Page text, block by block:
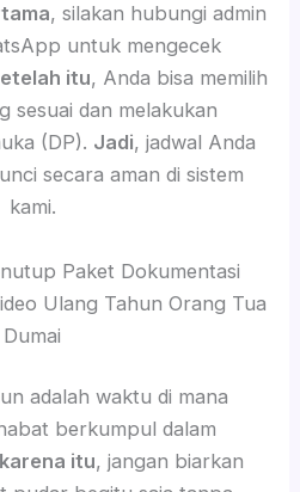
, silakan hubungi admin
untuk mengecek
itu, Anda bisa memilih
sesuai dan melakukan
(DP). Jadi, jadwal Anda
secara aman di sistem
kami.
Paket Dokumentasi
Ulang Tahun Orang Tua
Dumai
adalah waktu di mana
berkumpul dalam
itu, jangan biarkan